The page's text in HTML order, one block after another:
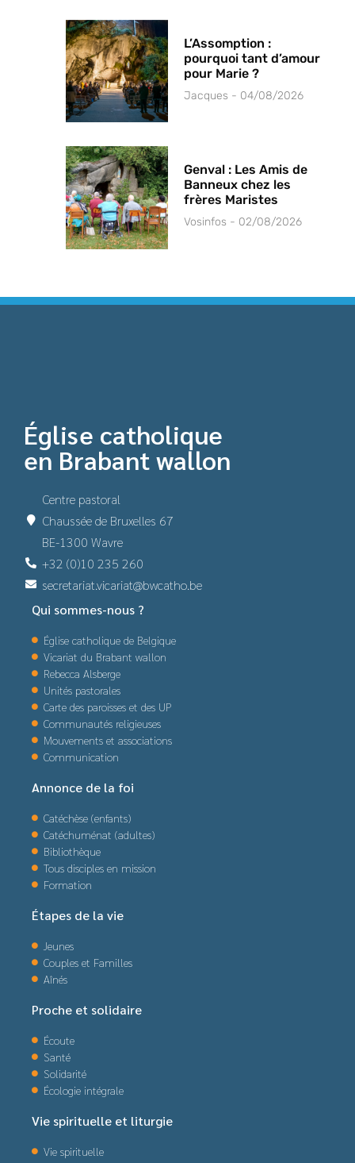
L’Assomption :
pourquoi tant d’amour
pour Marie ?
Jacques 04/08/2026
Genval : Les Amis de
Banneux chez les
frères Maristes
Vosinfos 02/08/2026
Église catholique
en Brabant wallon
Centre pastoral
Chaussée de Bruxelles 67
BE-1300 Wavre
+32 (0)10 235 260
secretariat.vicariat@bwcatho.be
Qui sommes-nous ?
Église catholique de Belgique
Vicariat du Brabant wallon
Rebecca Alsberge
Unités pastorales
Carte des paroisses et des UP
Communautés religieuses
Mouvements et associations
Communication
Annonce de la foi
Catéchèse (enfants)
Catéchuménat (adultes)
Bibliothèque
Tous disciples en mission
Formation
Étapes de la vie
Jeunes
Couples et Familles
Aînés
Proche et solidaire
Écoute
Santé
Solidarité
Écologie intégrale
Vie spirituelle et liturgie
Vie spirituelle